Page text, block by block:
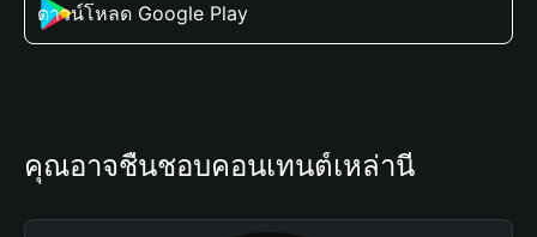
ดาวน์โหลด Google Play
คุณอาจชื่นชอบคอนเทนต์เหล่านี้